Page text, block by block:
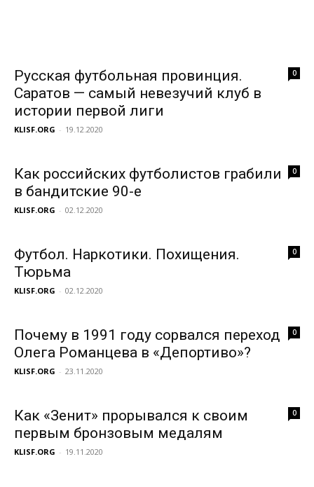
0
Русская футбольная провинция.
Саратов — самый невезучий клуб в
истории первой лиги
KLISF.ORG - 19.12.2020
0
Как российских футболистов грабили
в бандитские 90-е
KLISF.ORG - 02.12.2020
0
Футбол. Наркотики. Похищения.
Тюрьма
KLISF.ORG - 02.12.2020
0
Почему в 1991 году сорвался переход
Олега Романцева в «Депортиво»?
KLISF.ORG - 23.11.2020
0
Как «Зенит» прорывался к своим
первым бронзовым медалям
KLISF.ORG - 19.11.2020